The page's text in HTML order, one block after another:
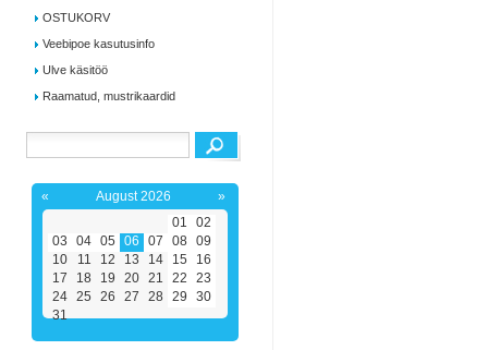
OSTUKORV
Veebipoe kasutusinfo
Ulve käsitöö
Raamatud, mustrikaardid
« August 2026
»
01
02
03
04 05 06 07 08 09
10
11 12 13 14 15
16
17
18 19 20 21 22
23
24 25 26 27 28 29
30
31